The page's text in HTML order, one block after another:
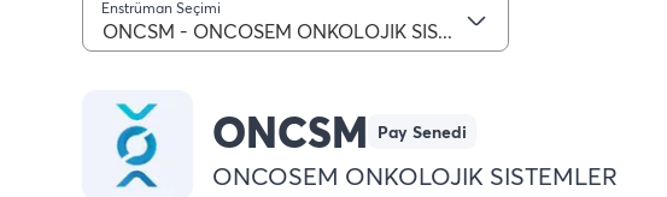
Enstrüman Seçimi
ONCSM - ONCOSEM ONKOLOJIK SISTEMLER
ONCSM Pay Senedi
ONCOSEM ONKOLOJIK SISTEMLER